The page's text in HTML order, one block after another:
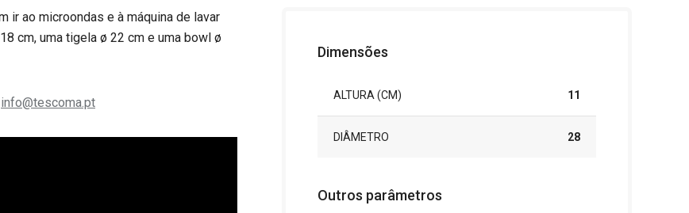
ao microondas e à máquina de lavar
cm, uma tigela ø 22 cm e uma bowl ø
info@tescoma.pt
Dimensões
ALTURA (CM) 11
DIÂMETRO 28
Outros parâmetros